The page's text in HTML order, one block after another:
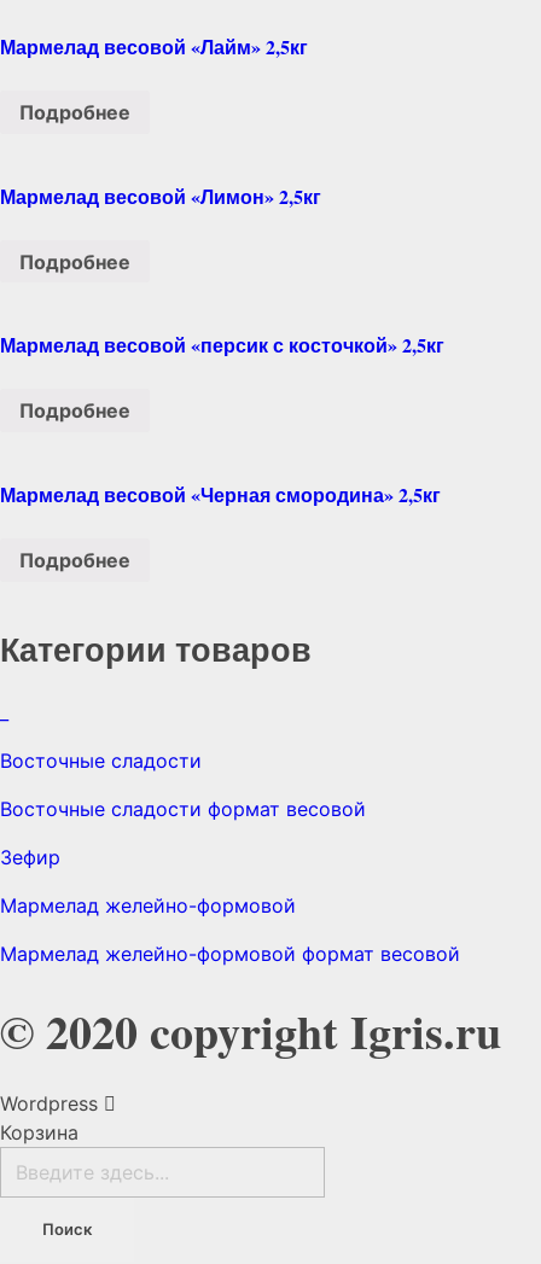
Мармелад весовой «Лайм» 2,5кг
Подробнее
Мармелад весовой «Лимон» 2,5кг
Подробнее
Мармелад весовой «персик с косточкой» 2,5кг
Подробнее
Мармелад весовой «Черная смородина» 2,5кг
Подробнее
Категории товаров
Восточные сладости
Восточные сладости формат весовой
Зефир
Мармелад желейно-формовой
Мармелад желейно-формовой формат весовой
© 2020 copyright Igris.ru
Wordpress
Корзина